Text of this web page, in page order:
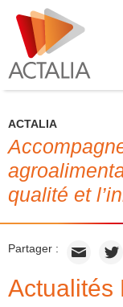
ACTALIA
qualité et
Partager :
Actualités